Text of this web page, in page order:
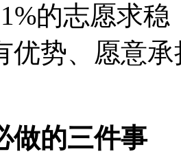
的志愿求
优势、愿意
做的三件事